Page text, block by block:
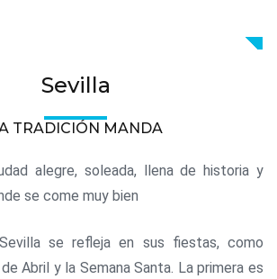
Sevilla
TRADICIÓN MANDA
alegre, soleada, llena de historia y
se come muy bien
se refleja en sus fiestas, como
Abril y la Semana Santa. La primera es